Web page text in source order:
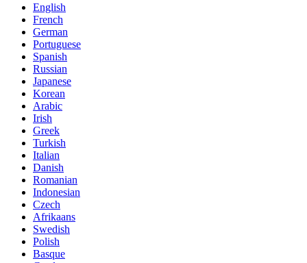
English
French
German
Portuguese
Spanish
Russian
Japanese
Korean
Arabic
Irish
Greek
Turkish
Italian
Danish
Romanian
Indonesian
Czech
Afrikaans
Swedish
Polish
Basque